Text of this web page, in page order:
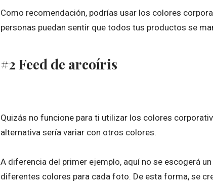
Como recomendación, podrías usar los colores
personas puedan sentir que todos tus productos se
#2 Feed de arcoíris
Quizás no funcione para ti utilizar los colores
alternativa sería variar con otros colores.
A diferencia del primer ejemplo, aquí no se escogerá
diferentes colores para cada foto. De esta forma, se